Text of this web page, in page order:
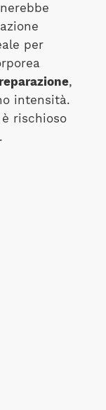
per
,
intensità.
rischioso